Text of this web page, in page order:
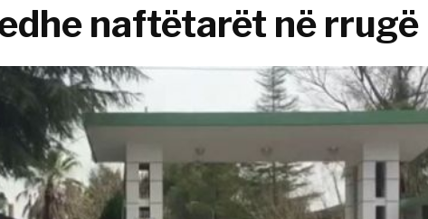
naftëtarët në rrugë